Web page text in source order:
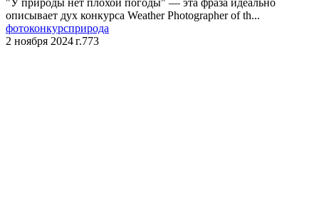
"У природы нет плохой погоды" — эта фраза идеально
описывает дух конкурса Weather Photographer of th...
фотоконкурсприрода
2 ноября 2024 г.773